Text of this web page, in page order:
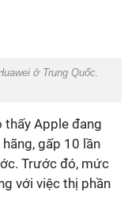
ở Trung Quốc.
Apple đang
gấp 10 lần
Trước đó, mức
với việc thị phần